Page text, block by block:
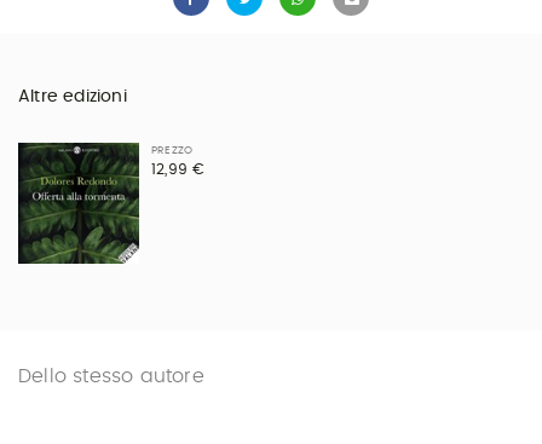
Altre edizioni
PREZZO
12,99 €
Dello stesso autore